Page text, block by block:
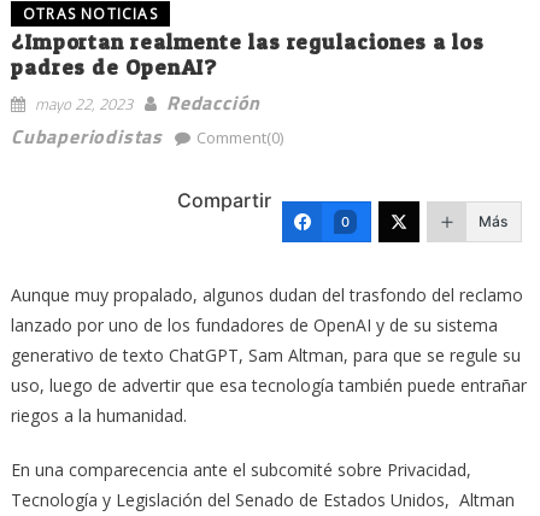
OTRAS NOTICIAS
¿Importan realmente las regulaciones a los
padres de OpenAI?
mayo 22, 2023
Redacción
Cubaperiodistas
Comment(0)
Compartir
0 Más
Aunque muy propalado, algunos dudan del trasfondo del reclamo
lanzado por uno de los fundadores de OpenAI y de su sistema
generativo de texto ChatGPT, Sam Altman, para que se regule su
uso, luego de advertir que esa tecnología también puede entrañar
riegos a la humanidad.
En una comparecencia ante el subcomité sobre Privacidad,
Tecnología y Legislación del Senado de Estados Unidos, Altman